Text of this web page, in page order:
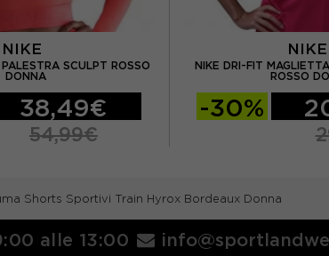
NIKE
SCULPT ROSSO
DONNA
38,49€
54,99€
NIKE
NIKE DRI-FIT
ROSSO
-30%
Shorts Sportivi Train Hyrox Bordeaux Donna
alle 13:00